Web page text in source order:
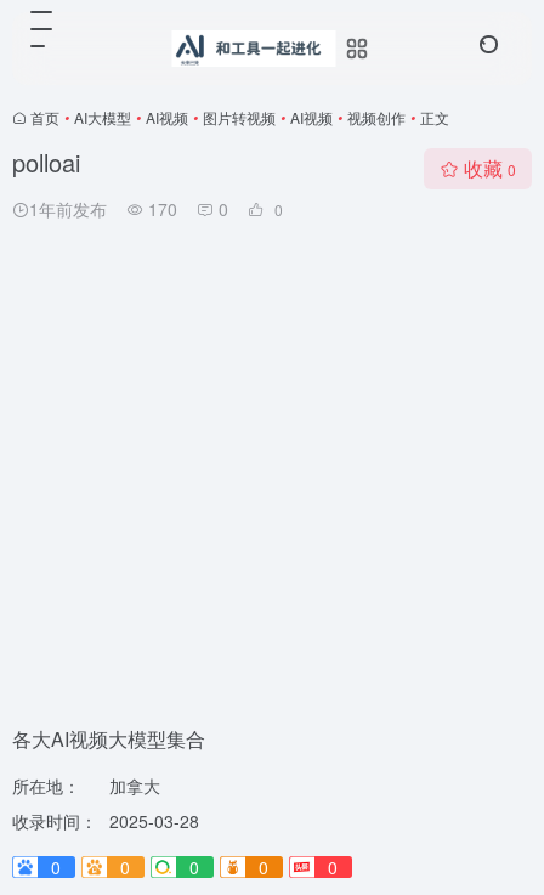
首页 • AI大模型 • AI视频 • 图片转视频 • AI视频 • 视频创作 • 正文
polloai
1年前发布 170 0 0
收藏 0
各大AI视频大模型集合
所在地：
加拿大
收录时间：
2025-03-28
0
0 0 0 0